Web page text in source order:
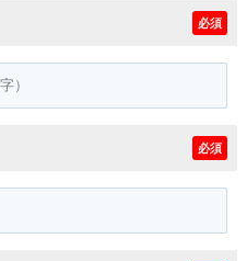
必須
必須